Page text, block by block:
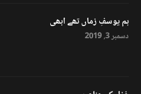
ہم یوسفِ زماں تھے ابھی
دسمبر 3, 2019